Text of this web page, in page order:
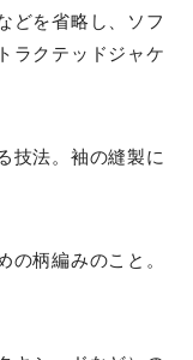
どを省略し、ソフ
ラクテッドジャケ
技法。袖の縫製に
柄編みのこと。